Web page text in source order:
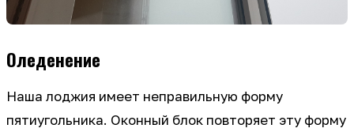
Оледенение
Наша лоджия имеет неправильную форму
пятиугольника. Оконный блок повторяет эту форму